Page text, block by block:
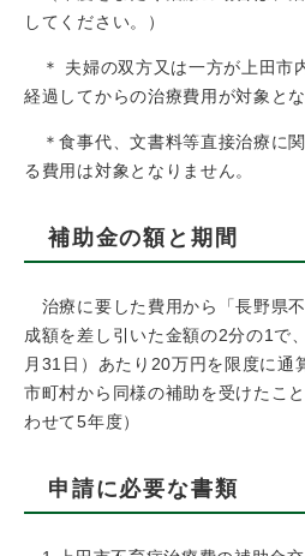
してください。）
＊ 夫婦の双方又は一方が上田市
経過してからの治療費用が対象とな
＊食事代、文書料等直接治療に
る費用は対象となりません。
補助金の額と期間
治療に要した費用から「長野県
成額を差し引いた金額の2分の1で
月31日）あたり20万円を限度に通
市町村から同様の補助を受けたこ
わせて5年度）
申請に必要な書類